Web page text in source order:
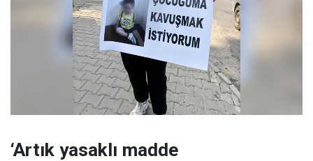
‘Artık yasaklı madde